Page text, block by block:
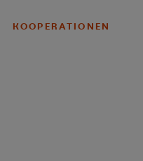
KOOPERATIONEN